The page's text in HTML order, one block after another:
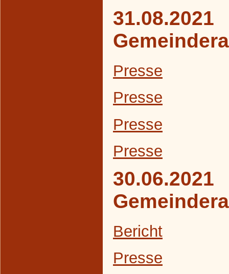
31.08.2021
Presse
Presse
Presse
Presse
30.06.2021
Bericht
Presse